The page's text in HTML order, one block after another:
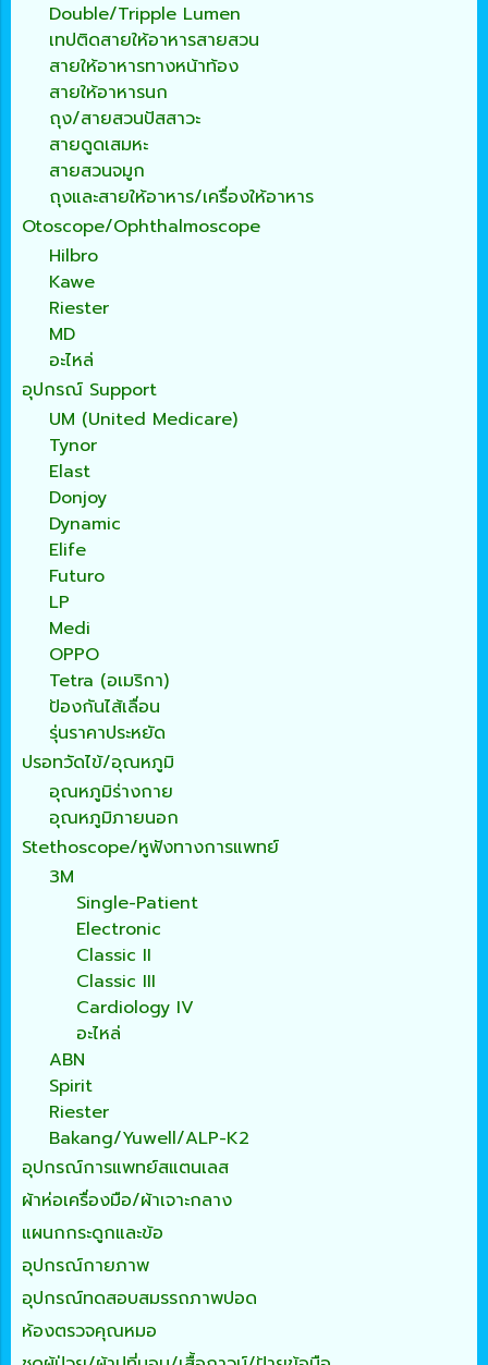
Double/Tripple Lumen
เทปติดสายให้อาหารสายสวน
สายให้อาหารทางหน้าท้อง
สายให้อาหารนก
ถุง/สายสวนปัสสาวะ
สายดูดเสมหะ
สายสวนจมูก
ถุงและสายให้อาหาร/เครื่องให้อาหาร
Otoscope/Ophthalmoscope
Hilbro
Kawe
Riester
MD
อะไหล่
อุปกรณ์ Support
UM (United Medicare)
Tynor
Elast
Donjoy
Dynamic
Elife
Futuro
LP
Medi
OPPO
Tetra (อเมริกา)
ป้องกันไส้เลื่อน
รุ่นราคาประหยัด
ปรอทวัดไข้/อุณหภูมิ
อุณหภูมิร่างกาย
อุณหภูมิภายนอก
Stethoscope/หูฟังทางการแพทย์
3M
Single-Patient
Electronic
Classic II
Classic III
Cardiology IV
อะไหล่
ABN
Spirit
Riester
Bakang/Yuwell/ALP-K2
อุปกรณ์การแพทย์สแตนเลส
ผ้าห่อเครื่องมือ/ผ้าเจาะกลาง
แผนกกระดูกและข้อ
อุปกรณ์กายภาพ
อุปกรณ์ทดสอบสมรรถภาพปอด
ห้องตรวจคุณหมอ